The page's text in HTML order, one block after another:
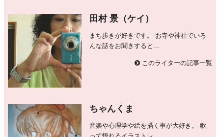
田村 景（ケイ）
まち歩きが好きです。 お寺や神社でいろ
んな話をお聞きすると...
このライターの記事一覧
ちゃんくま
音楽や心理学や絵を描く事が大好き。 歌